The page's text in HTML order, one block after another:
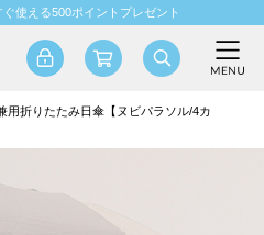
使える500ポイントプレゼント
用折りたたみ日傘【ヌビパラソル/4カ